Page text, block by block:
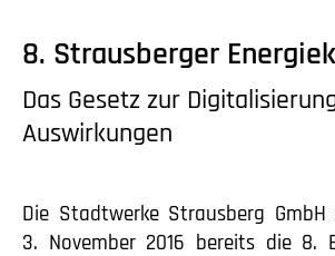
8. Strausberger
Das Gesetz zur
Auswirkungen
Die Stadtwerke Strausberg
3. November 2016 bereits die 8.